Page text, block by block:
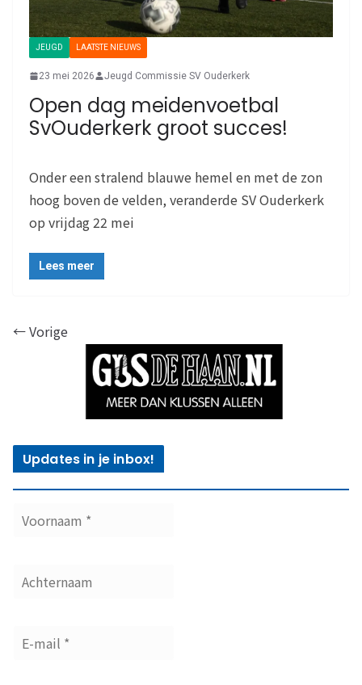
JEUGD LAATSTE NIEUWS
23 mei 2026 Jeugd Commissie SV Ouderkerk
Open dag meidenvoetbal
SvOuderkerk groot succes!
Onder een stralend blauwe hemel en met de zon
hoog boven de velden, veranderde SV Ouderkerk
op vrijdag 22 mei
Lees meer
← Vorige
Updates in je inbox!